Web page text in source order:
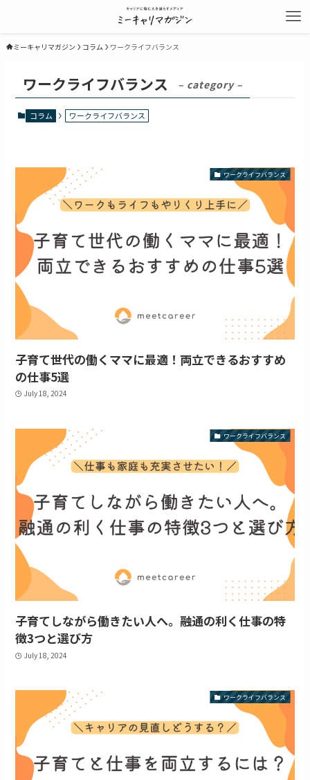
ミーキャリマガジン コラム ワークライフバランス
ワークライフバランス – category –
コラム ワークライフバランス
ワークライフバランス
子育て世代の働くママに最適！両立できるおすすめ
の仕事5選
July 18, 2024
ワークライフバランス
子育てしながら働きたい人へ。融通の利く仕事の特
徴3つと選び方
July 18, 2024
ワークライフバランス